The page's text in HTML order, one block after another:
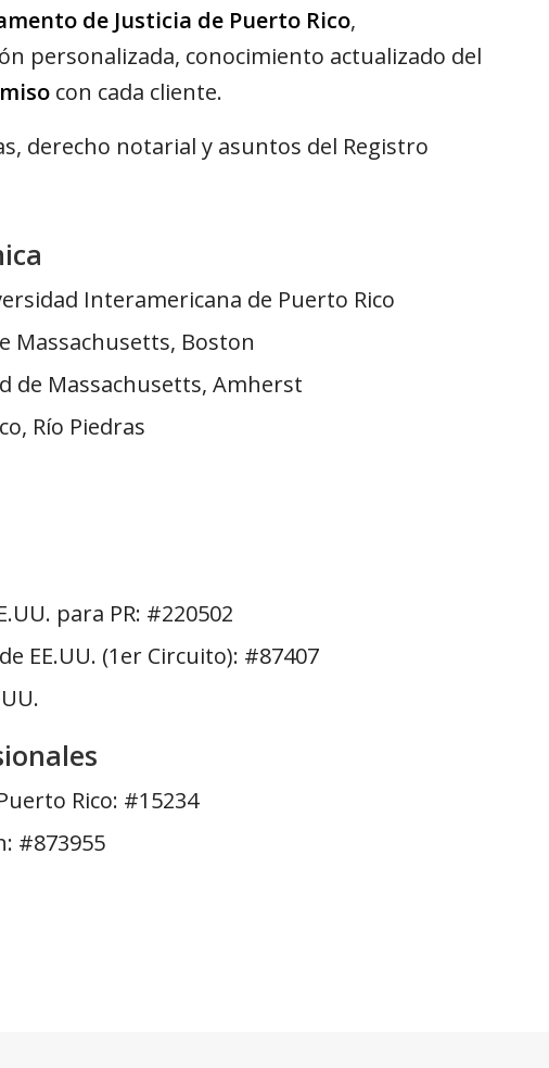
de Justicia de Puerto Rico,
personalizada, conocimiento actualizado del
con cada cliente.
derecho notarial y asuntos del Registro
Interamericana de Puerto Rico
Massachusetts, Boston
de Massachusetts, Amherst
Río Piedras
para PR: #220502
EE.UU. (1er Circuito): #87407
Rico: #15234
#873955